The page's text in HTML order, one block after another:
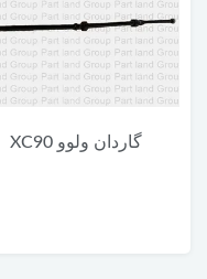
گاردان ولوو XC90